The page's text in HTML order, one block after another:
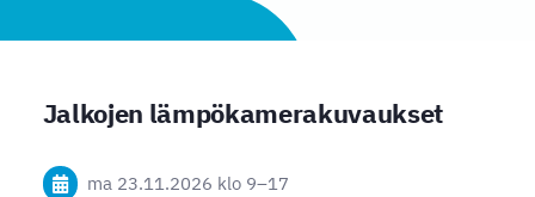
Jalkojen lämpökamerakuvaukset
ma 23.11.2026 klo 9–17